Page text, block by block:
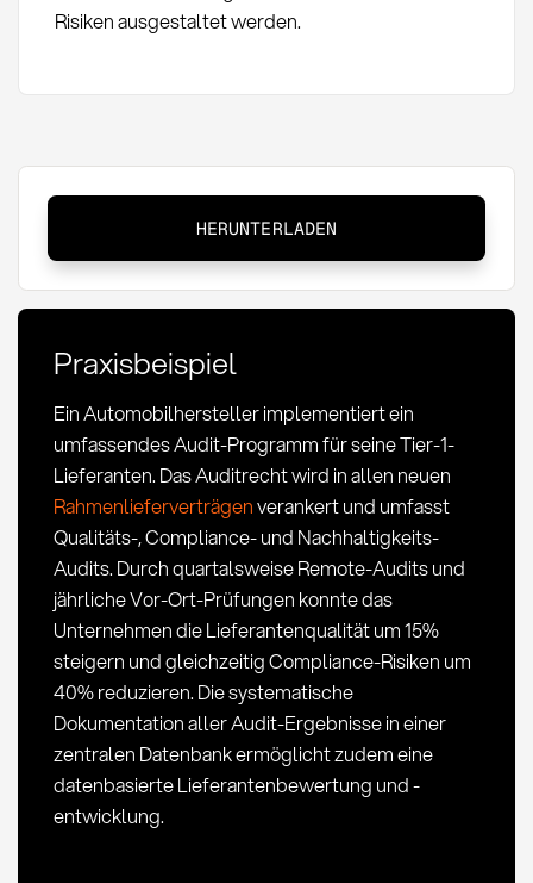
Risiken ausgestaltet werden.
Definition,
Methoden
und
im
Einkauf
HERUNTERLADEN
Praxisbeispiel
Ein Automobilhersteller implementiert ein
umfassendes Audit-Programm für seine Tier-1-
Lieferanten. Das Auditrecht wird in allen neuen
Rahmenlieferverträgenverankert und umfasst
Qualitäts-, Compliance- und Nachhaltigkeits-
Audits. Durch quartalsweise Remote-Audits und
jährliche Vor-Ort-Prüfungen konnte das
Unternehmen die Lieferantenqualität um 15%
steigern und gleichzeitig Compliance-Risiken um
40% reduzieren. Die systematische
Dokumentation aller Audit-Ergebnisse in einer
zentralen Datenbank ermöglicht zudem eine
datenbasierte Lieferantenbewertung und -
entwicklung.